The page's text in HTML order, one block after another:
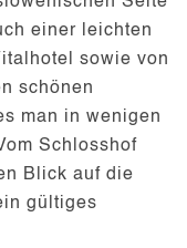
einer leichten
sowie von
schönen
man in wenigen
Schlosshof
Blick auf die
gültiges